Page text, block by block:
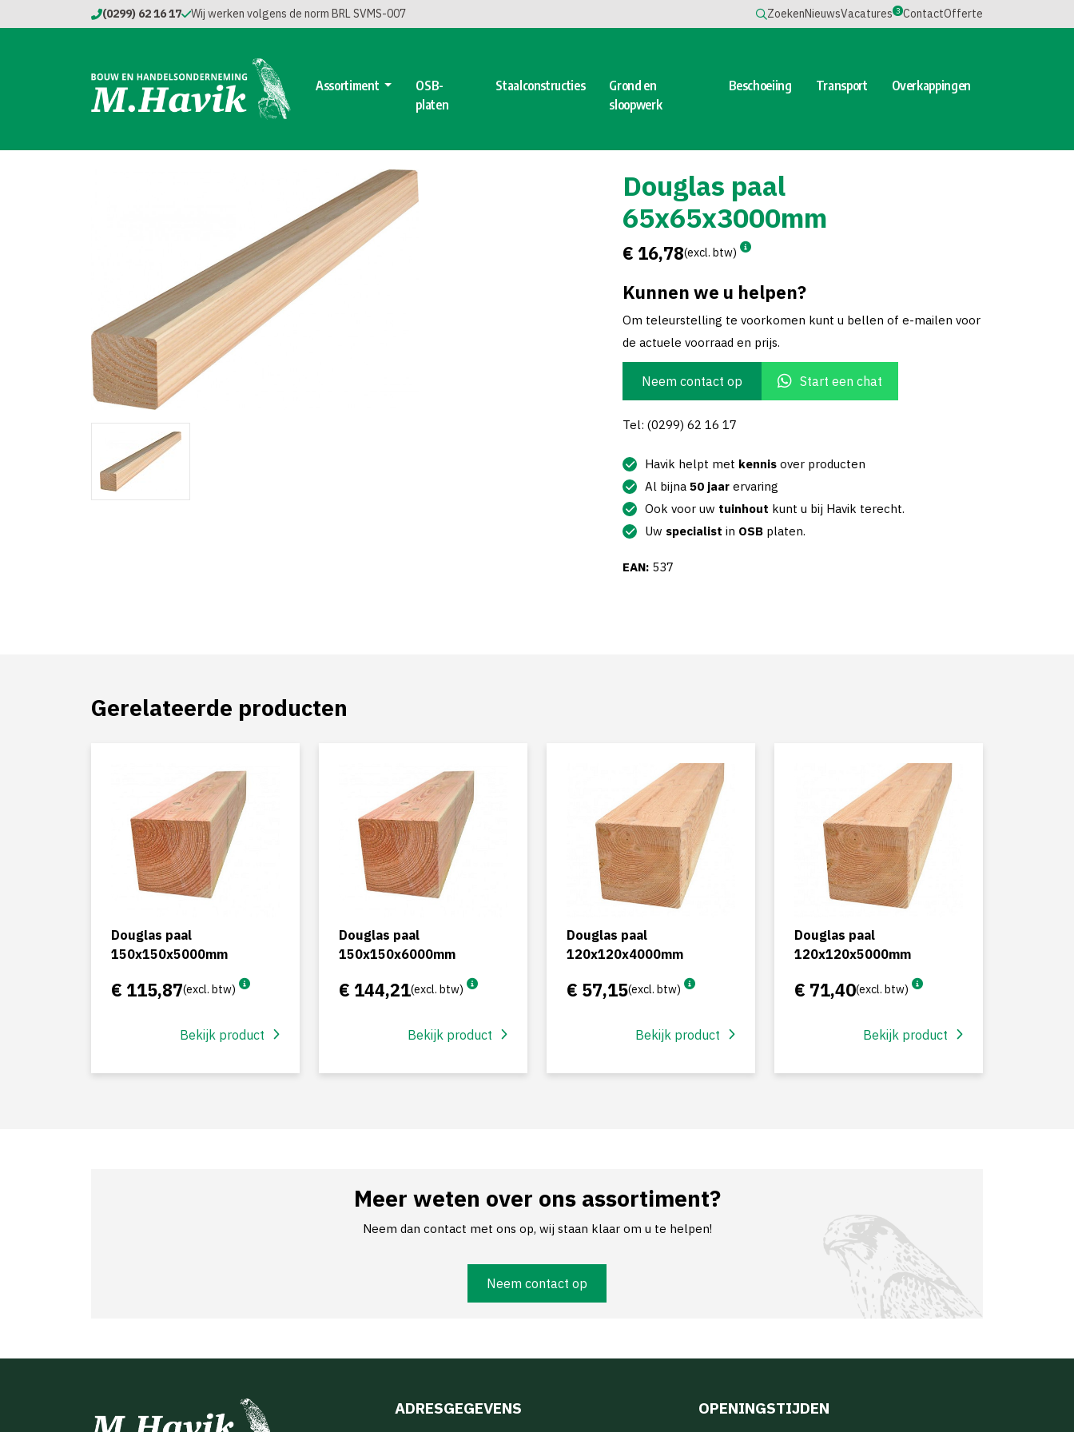
(0299) 62 16 17 Wij werken volgens de norm BRL SVMS-007 ZoekenNieuwsVacatures 3 ContactOfferte
Assortiment
OSB-
platen
Staalconstructies
Grond en
sloopwerk
Beschoeiing Transport Overkappingen
Douglas paal
65x65x3000mm
€ 16,78(excl. btw)
Kunnen we u helpen?
Om teleurstelling te voorkomen kunt u bellen of e-mailen voor
de actuele voorraad en prijs.
Neem contact op Start een chat
Tel: (0299) 62 16 17
Havik helpt met kennis over producten
Al bijna 50 jaar ervaring
Ook voor uw tuinhout kunt u bij Havik terecht.
Uw specialist in OSB platen.
EAN: 537
Gerelateerde producten
Douglas paal
150x150x5000mm
€ 115,87(excl. btw)
Bekijk product
Douglas paal
150x150x6000mm
€ 144,21(excl. btw)
Bekijk product
Douglas paal
120x120x4000mm
€ 57,15(excl. btw)
Bekijk product
Douglas paal
120x120x5000mm
€ 71,40(excl. btw)
Bekijk product
Meer weten over ons assortiment?
Neem dan contact met ons op, wij staan klaar om u te helpen!
Neem contact op
ADRESGEGEVENS OPENINGSTIJDEN